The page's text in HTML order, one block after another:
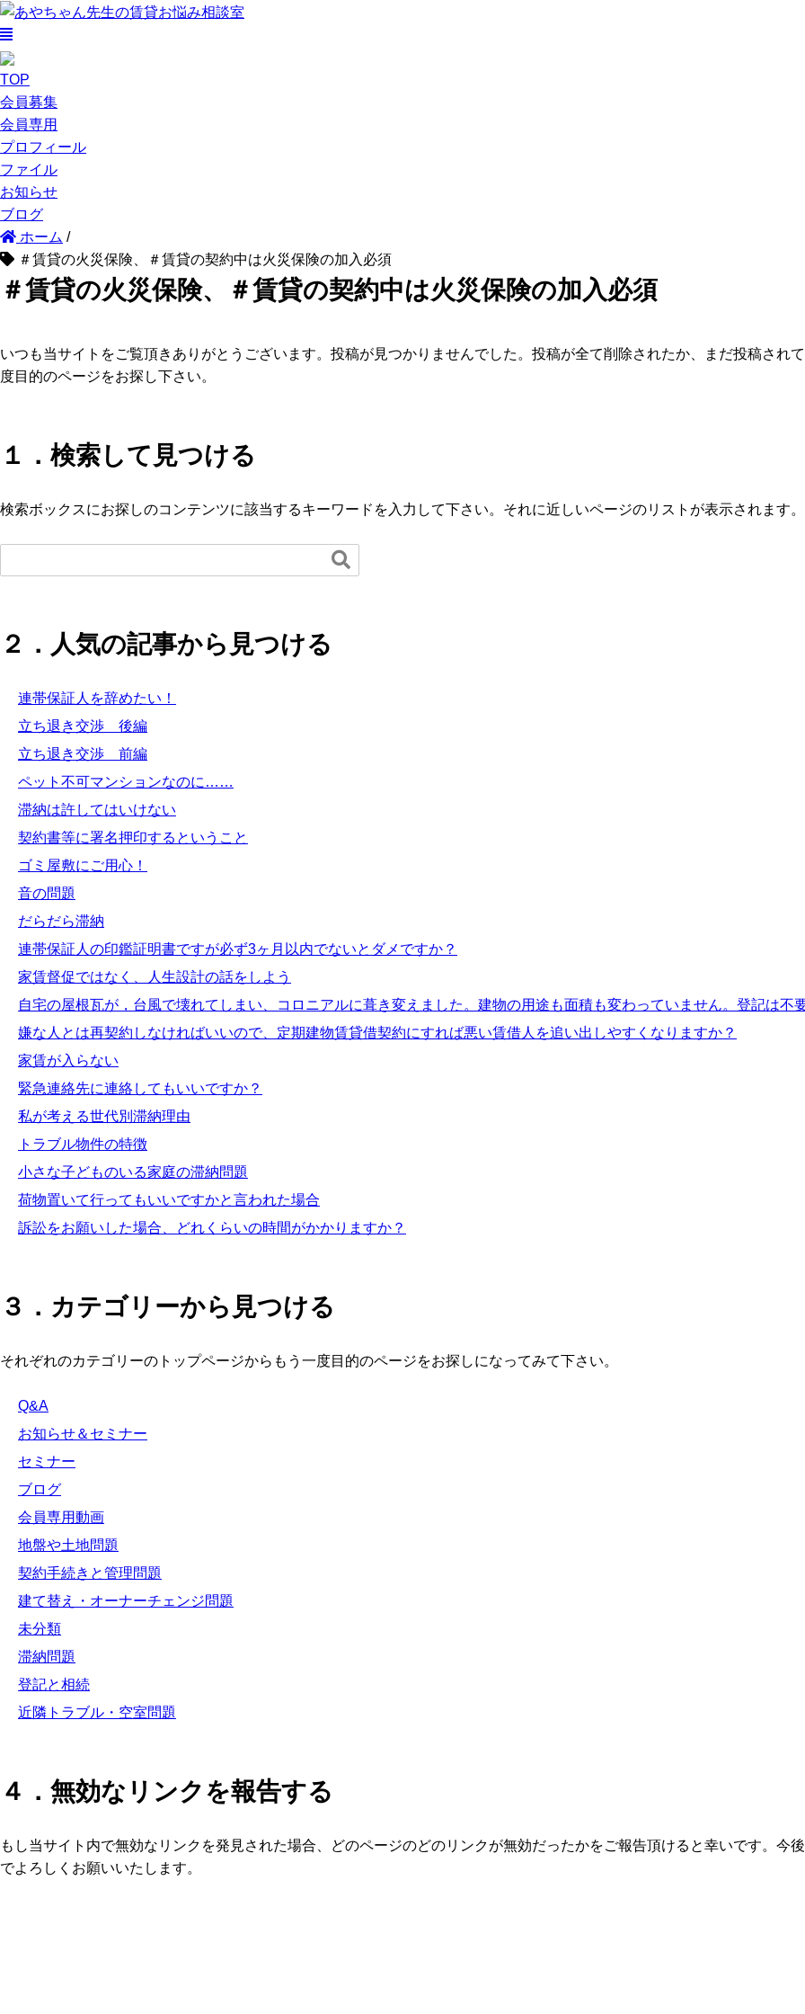
TOP
会員募集
会員専用
プロフィール
ファイル
お知らせ
ブログ
ホーム /
＃賃貸の火災保険、＃賃貸の契約中は火災保険の加入必須
＃賃貸の火災保険、＃賃貸の契約中は火災保険の加入必須
いつも当サイトをご覧頂きありがとうございます。投稿が見つかりませんでした。投稿が全て削除されたか、まだ投稿され
度目的のページをお探し下さい。
１．検索して見つける
検索ボックスにお探しのコンテンツに該当するキーワードを入力して下さい。それに近しいページのリストが表示されます。

２．人気の記事から見つける
連帯保証人を辞めたい！
立ち退き交渉 後編
立ち退き交渉 前編
ペット不可マンションなのに……
滞納は許してはいけない
契約書等に署名押印するということ
ゴミ屋敷にご用心！
音の問題
だらだら滞納
連帯保証人の印鑑証明書ですが必ず3ヶ月以内でないとダメですか？
家賃督促ではなく、人生設計の話をしよう
自宅の屋根瓦が，台風で壊れてしまい、コロニアルに葺き変えました。建物の用途も面積も変わっていません。登記は不
嫌な人とは再契約しなければいいので、定期建物賃貸借契約にすれば悪い賃借人を追い出しやすくなりますか？
家賃が入らない
緊急連絡先に連絡してもいいですか？
私が考える世代別滞納理由
トラブル物件の特徴
小さな子どものいる家庭の滞納問題
荷物置いて行ってもいいですかと言われた場合
訴訟をお願いした場合、どれくらいの時間がかかりますか？
３．カテゴリーから見つける
それぞれのカテゴリーのトップページからもう一度目的のページをお探しになってみて下さい。
Q&A
お知らせ＆セミナー
セミナー
ブログ
会員専用動画
地盤や土地問題
契約手続きと管理問題
建て替え・オーナーチェンジ問題
未分類
滞納問題
登記と相続
近隣トラブル・空室問題
４．無効なリンクを報告する
もし当サイト内で無効なリンクを発見された場合、どのページのどのリンクが無効だったかをご報告頂けると幸いです。今
でよろしくお願いいたします。